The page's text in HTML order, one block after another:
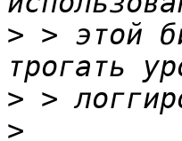
> > этой
>
>